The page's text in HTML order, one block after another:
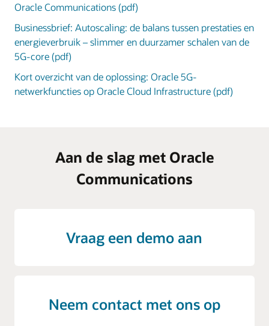
Oracle Communications (pdf)
Businessbrief: Autoscaling: de balans tussen prestaties en
energieverbruik – slimmer en duurzamer schalen van de
5G-core (pdf)
Kort overzicht van de oplossing: Oracle 5G-
netwerkfuncties op Oracle Cloud Infrastructure (pdf)
Aan de slag met Oracle
Communications
Vraag een demo aan
Neem contact met ons op